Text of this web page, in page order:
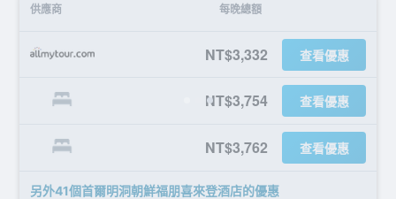
供應商 每晚總額
NT$3,332 查看優惠
NT$3,754 查看優惠
NT$3,762 查看優惠
另外41個首爾明洞朝鮮福朋喜來登酒店​的優惠